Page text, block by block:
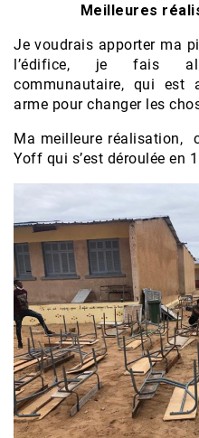
Meilleures
Je voudrais apporter ma
l’édifice, je fais
communautaire, qui est
arme pour changer les
Ma meilleure réalisation,
Yoff qui s’est déroulée en